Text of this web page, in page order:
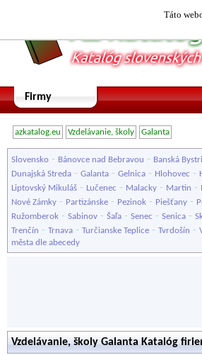
Táto
Firmy
azkatalog.eu Vzdelávanie, školy Galanta
Slovensko - Bánovce nad Bebravou - Banská
Dunajská Streda - Galanta - Gelnica - Hlohovec -
Liptovský Mikuláš - Lučenec - Malacky - Martin -
Nové Zámky - Partizánske - Pezinok - Piešťany -
Ružomberok - Sabinov - Šaľa - Senec - Senica -
Trenčín - Trnava - Turčianske Teplice - Tvrdošín -
města dle abecedy
Vzdelávanie, školy Galanta Katalóg